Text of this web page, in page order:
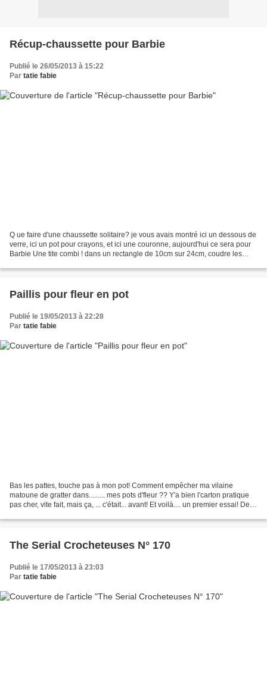
Récup-chaussette pour Barbie
Publié le 26/05/2013 à 15:22
Par tatie fabie
Q ue faire d'une chaussette solitaire? je vous avais montré ici un dessous de
verre, ici un pot pour crayons, et ici une couronne, aujourd'hui ce sera pour
Barbie Une tite combi ! dans un rectangle de 10cm sur 24cm, coudre les
Paillis pour fleur en pot
Publié le 19/05/2013 à 22:28
Par tatie fabie
Bas les pattes, touche pas à mon pot! Comment empêcher ma vilaine
matoune de gratter dans......... mes pots d'fleur ?? Y'a bien l'carton pratique
pas cher, vite fait, mais ça, ... c'était... avant! Et voilà.... un premier essai! De la
The Serial Crocheteuses N° 170
Publié le 17/05/2013 à 23:03
Par tatie fabie